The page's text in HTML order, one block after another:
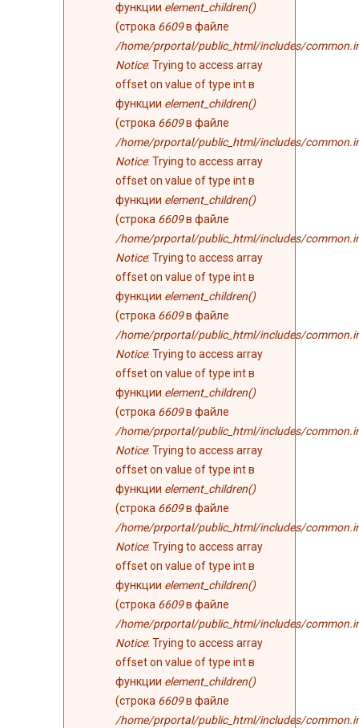
функции element_children()
(строка 6609в файле
/home/prportal/public_html/includes/
Notice: Trying to access array
offset on value of type int в
функции element_children()
(строка 6609в файле
/home/prportal/public_html/includes/
Notice: Trying to access array
offset on value of type int в
функции element_children()
(строка 6609в файле
/home/prportal/public_html/includes/
Notice: Trying to access array
offset on value of type int в
функции element_children()
(строка 6609в файле
/home/prportal/public_html/includes/
Notice: Trying to access array
offset on value of type int в
функции element_children()
(строка 6609в файле
/home/prportal/public_html/includes/
Notice: Trying to access array
offset on value of type int в
функции element_children()
(строка 6609в файле
/home/prportal/public_html/includes/
Notice: Trying to access array
offset on value of type int в
функции element_children()
(строка 6609в файле
/home/prportal/public_html/includes/
Notice: Trying to access array
offset on value of type int в
функции element_children()
(строка 6609в файле
/home/prportal/public_html/includes/